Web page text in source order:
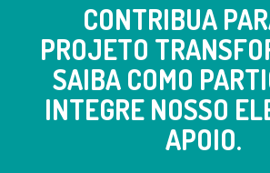
CONTRIBUA
PROJETO
SAIBA COMO
INTEGRE NOSSO
APOIO.